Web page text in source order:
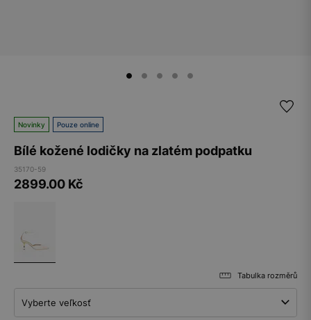
Novinky Pouze online
Bílé kožené lodičky na zlatém podpatku
35170-59
2899.00 Kč
Tabulka rozměrů
Vyberte veľkosť